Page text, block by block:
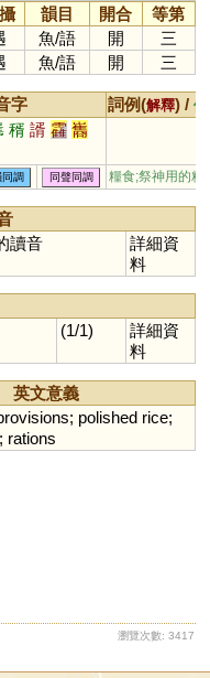
韻目 開合
等第
魚/語 開
三
魚/語 開 三
字 詞例(解釋) /
稰 諝 靃 巂
同調 同聲同調 糧食;祭神用的精
讀音
詳細資
料
(1/1)
詳細資
料
英文意義
; polished rice;
rations
瀏覽次數: 3417